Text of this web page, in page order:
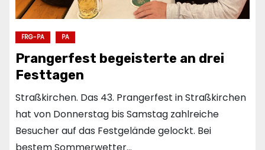
FRG-PA PA
Prangerfest begeisterte an drei
Festtagen
Straßkirchen. Das 43. Prangerfest in Straßkirchen
hat von Donnerstag bis Samstag zahlreiche
Besucher auf das Festgelände gelockt. Bei
bestem Sommerwetter…